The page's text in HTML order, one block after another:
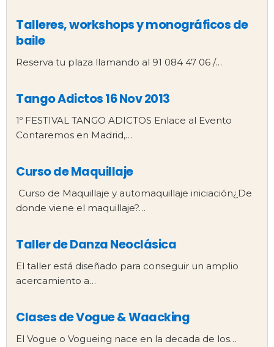
Talleres, workshops y monográficos de
baile
Reserva tu plaza llamando al 91 084 47 06 /…
Tango Adictos 16 Nov 2013
1º FESTIVAL TANGO ADICTOS Enlace al Evento
Contaremos en Madrid,…
Curso de Maquillaje
Curso de Maquillaje y automaquillaje iniciación¿De
donde viene el maquillaje?…
Taller de Danza Neoclásica
El taller está diseñado para conseguir un amplio
acercamiento a…
Clases de Vogue & Waacking
El Vogue o Vogueing nace en la decada de los…